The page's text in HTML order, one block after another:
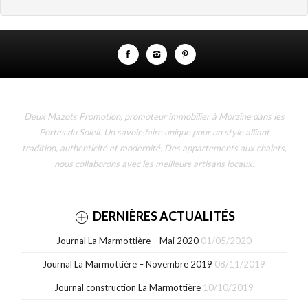
Deux Mazots Promotion, promoteur immobilier à Morzine dans les
Portes du Soleil. Un savoir-faire unique pour un style alliant
tradition, authenticité et modernité. Des appartements aux chalets,
nous collaborons avec les meilleurs artisans locaux.
DERNIÈRES ACTUALITÉS
Journal La Marmottière – Mai 2020 01/05/2020
Journal La Marmottière – Novembre 2019 08/11/2019
Journal construction La Marmottière 10/10/2019